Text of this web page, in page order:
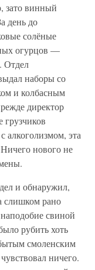
зато винный
день до
солёные
огурцов —
Отдел
наборы со
и колбасным
директор
грузчиков
алкоголизмом, эта
нового не
и обнаружил,
слишком рано
свиной
рубить хоть
смоленским
ничего.